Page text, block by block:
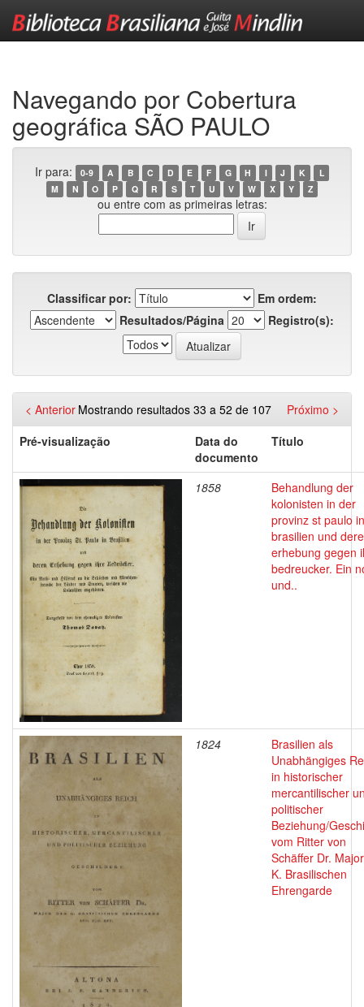
Navegando por Cobertura
geográfica SÃO PAULO
Ir para: 0-9 A B C D E F G H I J K
L
M
N O P Q R S T U V W X Y Z
ou entre com as primeiras letras:
Classificar por:
Em ordem:
Resultados/Página
Registro(s):
Mostrando resultados 33 a 52 de 107
< Anterior
Próximo >
Pré-visualização
Data do
documento
Título
1858
Behandlung der
kolonisten in der
provinz st paulo in
brasilien und
erhebung gegen
bedreucker. Ein
und..
1824
Brasilien als
Unabhängiges
in historischer
mercantilischer
politischer
Beziehung/
vom Ritter von
Schäffer Dr.
K. Brasilischen
Ehrengarde